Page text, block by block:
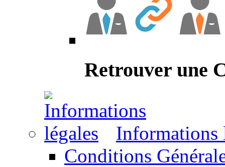
Retrouver une
Informations
Conditions